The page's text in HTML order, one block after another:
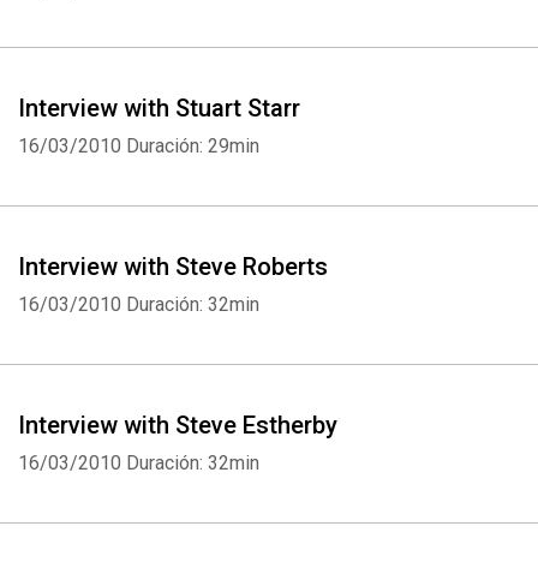
Interview with Stuart Starr
16/03/2010 Duración: 29min
Interview with Steve Roberts
16/03/2010 Duración: 32min
Interview with Steve Estherby
16/03/2010 Duración: 32min